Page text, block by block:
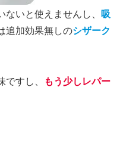
ないと使えませんし、
吸
追加効果無しのシザーク
ですし、
もう少しレパー